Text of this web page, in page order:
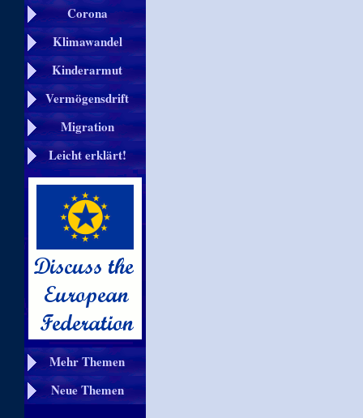
Corona
Klimawandel
Kinderarmut
Vermögensdrift
Migration
Leicht erklärt!
Mehr Themen
Neue Themen